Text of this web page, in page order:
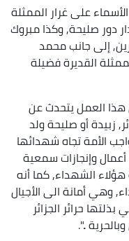
على غرار الممثلة
صليحة, وكذا مبروك
إلى جانب محمد
القديرة فضيلة
العمل يتحدث عن
زبيدة أو صليحة ولد
الأمة تجاه شهدائها
وإنجازات سمعية
الشهداء, كما أنه
وهي أمانة الى الأجيال
حرائر الجزائر
..".